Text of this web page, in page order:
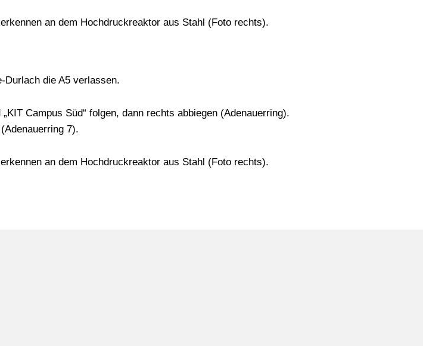
an dem Hochdruckreaktor aus Stahl (Foto rechts).
Durlach die A5 verlassen.
Campus Süd“ folgen, dann rechts abbiegen (Adenauerring).
7).
an dem Hochdruckreaktor aus Stahl (Foto rechts).